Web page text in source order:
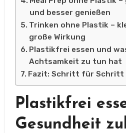
und besser genießen
Trinken ohne Plastik –
große Wirkung
Plastikfrei essen und
Achtsamkeit zu tun hat
Fazit: Schritt für Schritt
Plastikfrei
Gesundheit